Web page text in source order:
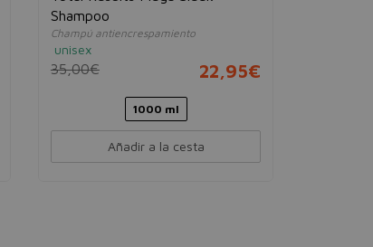
Shampoo
Champú antiencrespamiento
unisex
35,00€ 22,95€
1000 ml
Añadir a la cesta